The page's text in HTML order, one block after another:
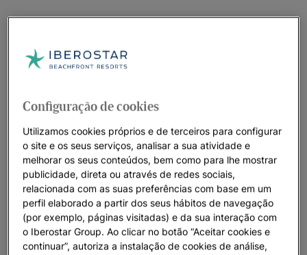
Configuração de cookies
Utilizamos cookies próprios e de terceiros para configurar
o site e os seus serviços, analisar a sua atividade e
melhorar os seus conteúdos, bem como para lhe mostrar
publicidade, direta ou através de redes sociais,
relacionada com as suas preferências com base em um
perfil elaborado a partir dos seus hábitos de navegação
(por exemplo, páginas visitadas) e da sua interação com
o Iberostar Group. Ao clicar no botão “Aceitar cookies e
continuar”, autoriza a instalação de cookies de análise,